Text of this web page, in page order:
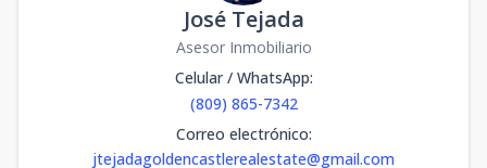
José Tejada
Asesor Inmobiliario
Celular / WhatsApp:
(809) 865-7342
Correo electrónico:
jtejadagoldencastlerealestate@gmail.com